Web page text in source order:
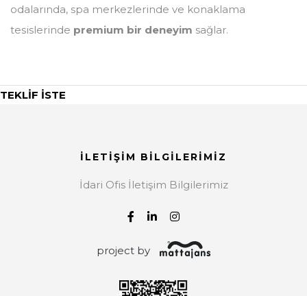
odalarında, spa merkezlerinde ve konaklama
tesislerinde premium bir deneyim sağlar.
TEKLİF İSTE
İLETİŞİM BİLGİLERİMİZ
İdari Ofis İletişim Bilgilerimiz
project by